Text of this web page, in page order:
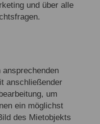
und über alle
anschließender
um
ein möglichst
des Mietobjekts